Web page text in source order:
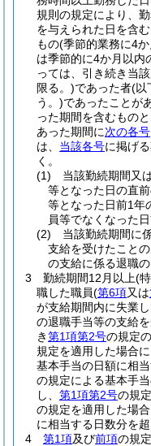
規則の規定により、
を与えられた日を含
もの(季節的業務に4
は季節的に4か月以内
っては、引き続き当
限る。)であった者(以
う。)であったことが
った期間を含むもの
あった期間に次の各号
は、 当該各号に掲げ
く。
(1)
当該勤続期間又
等となった日の直
等となった日前1年
員等でなくなった
(2)
当該勤続期間に
支給を受けたこと
の支給に係る退職
3
勤続期間12月以上(
職した職員(第6項又は
が支給期間内に失業
の退職手当等の支給
き第1項第2号の規定
規定を適用した場合
基本手当の日額に相
の規定による基本手
し、 第1項第2号の規
の規定を適用した場
に相当する日数分を
4
第1項及び前項の規